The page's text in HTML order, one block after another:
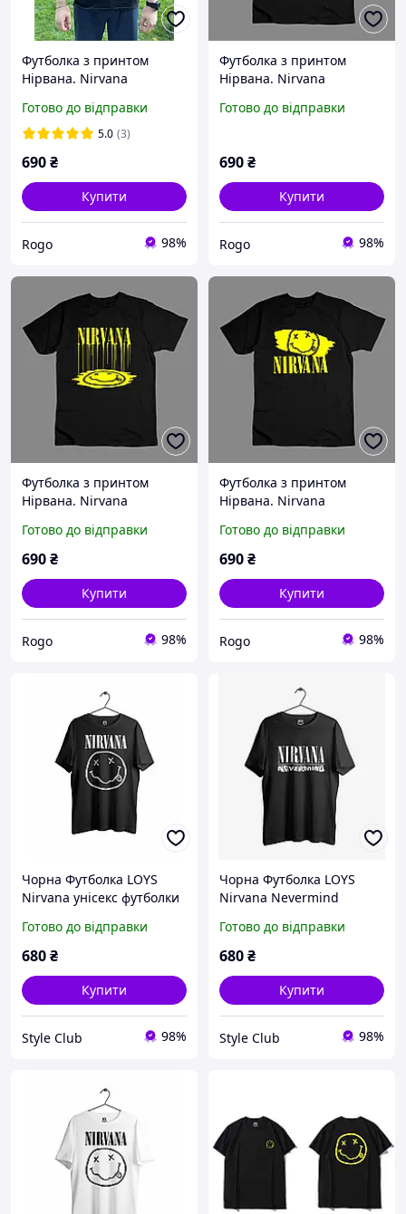
Футболка з принтом
Нірвана. Nirvana
Готово до відправки
5.0 (3)
690₴
Купити
Rogo 98%
Футболка з принтом
Нірвана. Nirvana
Готово до відправки
690₴
Купити
Rogo 98%
Футболка з принтом
Нірвана. Nirvana
Готово до відправки
690₴
Купити
Rogo 98%
Футболка з принтом
Нірвана. Nirvana
Готово до відправки
690₴
Купити
Rogo 98%
Чорна Футболка LOYS
Nirvana унісекс футболки
Готово до відправки
680₴
Купити
Style Club 98%
Чорна Футболка LOYS
Nirvana Nevermind
Курт Кобейн XS
Готово до відправки
680₴
Купити
Style Club 98%